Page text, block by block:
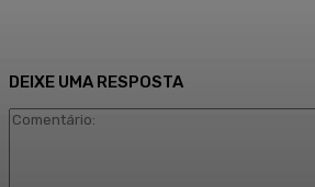
DEIXE UMA RESPOSTA